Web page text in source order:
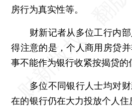
房行为真实性等。
财新记者从多位工行内部
得注意的是，个人商用房贷
事不能作为银行收紧按揭贷的
多位不同银行人士均对财
在的银行仍在大力投放个人住